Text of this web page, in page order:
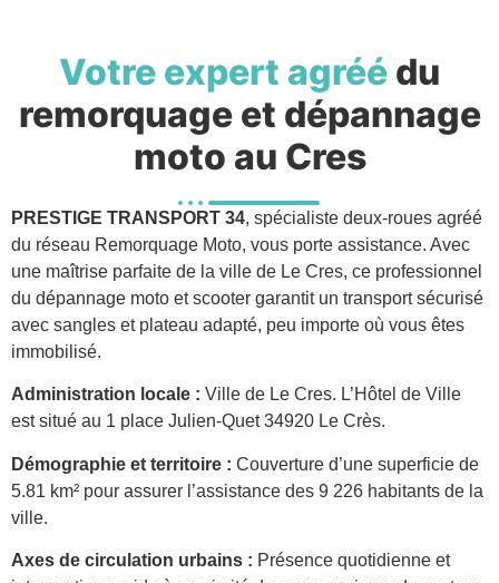
Votre expert agréé du
remorquage et dépannage
moto au Cres
PRESTIGE TRANSPORT 34, spécialiste deux-roues agréé
du réseau Remorquage Moto, vous porte assistance. Avec
une maîtrise parfaite de la ville de Le Cres, ce professionnel
du dépannage moto et scooter garantit un transport sécurisé
avec sangles et plateau adapté, peu importe où vous êtes
immobilisé.
Administration locale : Ville de Le Cres. L’Hôtel de Ville
est situé au 1 place Julien-Quet 34920 Le Crès.
Démographie et territoire : Couverture d’une superficie de
5.81 km² pour assurer l’assistance des 9 226 habitants de la
ville.
Axes de circulation urbains : Présence quotidienne et